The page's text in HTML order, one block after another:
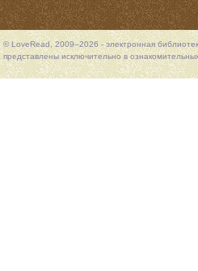
© LoveRead, 2009–2026 - электронная
представлены исключительно в